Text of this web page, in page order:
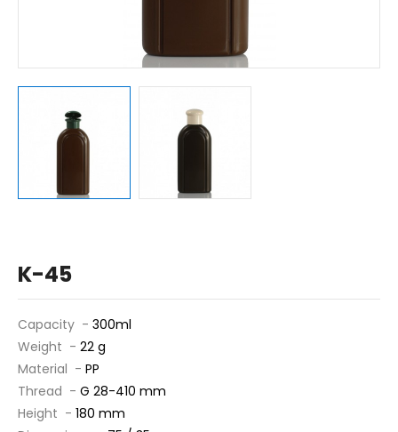
K-45
Capacity - 300ml
Weight - 22 g
Material - PP
Thread - G 28-410 mm
Height - 180 mm